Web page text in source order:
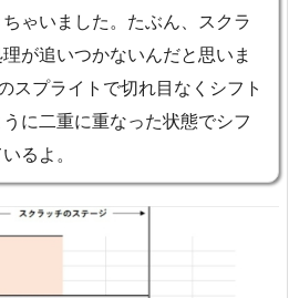
ゃいました。たぶん、スクラ
が追いつかないんだと思いま
スプライトで切れ目なくシフト
に二重に重なった状態でシフ
るよ。